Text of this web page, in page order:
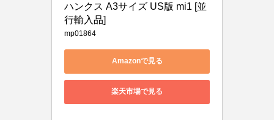
ハンクス A3サイズ US版 mi1 [並
行輸入品]
mp01864
Amazonで見る
楽天市場で見る